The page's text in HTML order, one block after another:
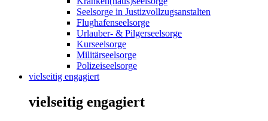
Seelsorge in Justizvollzugsanstalten
Flughafenseelsorge
Urlauber- & Pilgerseelsorge
Kurseelsorge
Militärseelsorge
Polizeiseelsorge
vielseitig engagiert
vielseitig engagiert